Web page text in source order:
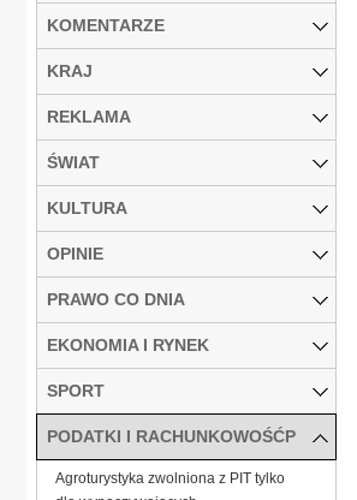
KOMENTARZE
KRAJ
REKLAMA
ŚWIAT
KULTURA
OPINIE
PRAWO CO DNIA
EKONOMIA I RYNEK
SPORT
PODATKI I RACHUNKOWOŚĆP
Agroturystyka zwolniona z PIT tylko